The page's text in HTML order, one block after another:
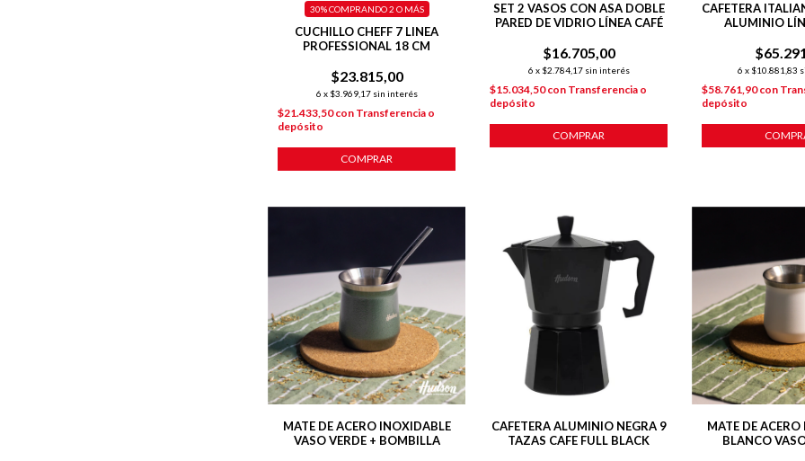
CUCHILLO CHEFF 7 LINEA
PROFESSIONAL 18 CM
$23.815,00
6 x $3.969,17 sin interés
30%COMPRANDO 2 O MÁS
$21.433,50con Transferencia o
depósito
COMPRAR
SET 2 VASOS CON ASA DOBLE
PARED DE VIDRIO LÍNEA CAFÉ
$16.705,00
6 x $2.784,17 sin interés
$15.034,50con Transferencia o
depósito
COMPRAR
CAFETERA
ALUMINIO
6 x $10.881,83
$58.761,90con
depósito
MATE DE ACERO INOXIDABLE
VASO VERDE + BOMBILLA
CAFETERA ALUMINIO NEGRA 9
TAZAS CAFE FULL BLACK
MATE DE
BLANCO